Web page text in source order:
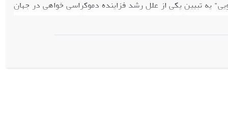
یه تبیین یکی از علل رشد فزاینده دموکراسی خواهی در جهان